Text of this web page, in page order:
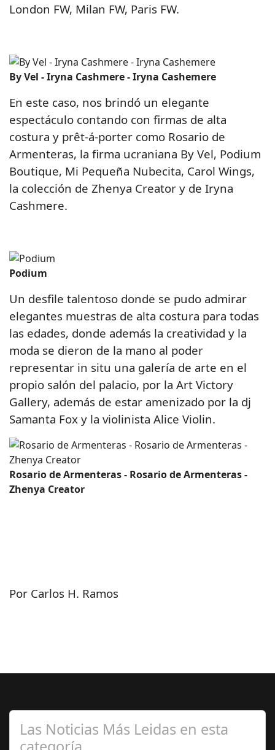
London FW, Milan FW, Paris FW.
By Vel - Iryna Cashmere - Iryna Cashemere
En este caso, nos brindó un elegante
espectáculo contando con firmas de alta
costura y prêt-á-porter como Rosario de
Armenteras, la firma ucraniana By Vel, Podium
Boutique, Mi Pequeña Nubecita, Carol Wings,
la colección de Zhenya Creator y de Iryna
Cashmere.
Podium
Un desfile talentoso donde se pudo admirar
elegantes muestras de alta costura para todas
las edades, donde además la creatividad y la
moda se dieron de la mano al poder
representar in situ una galería de arte en el
propio salón del palacio, por la Art Victory
Gallery, además de estar amenizado por la dj
Samanta Fox y la violinista Alice Violin.
Rosario de Armenteras - Rosario de Armenteras -
Zhenya Creator
Por Carlos H. Ramos
Las Noticias Más Leidas en esta